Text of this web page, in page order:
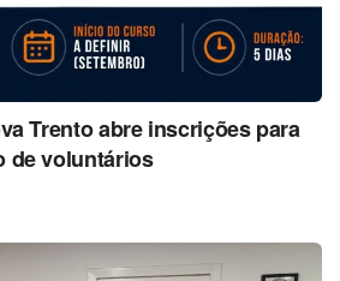
Trento abre inscrições para
de voluntários